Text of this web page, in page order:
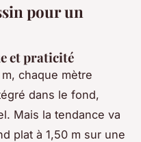
pour un
et praticité
chaque mètre
dans le fond,
Mais la tendance va
plat à 1,50 m sur une